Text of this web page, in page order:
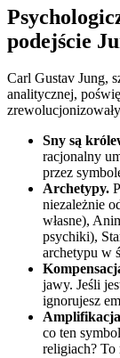
podejście
Carl Gustav Jung,
analitycznej,
Sny są
racjonalny
przez
Archetypy.
niezależnie
własne),
psychiki),
archetypu w
jawy. Jeśli
ignorujesz
co ten
religiach? To